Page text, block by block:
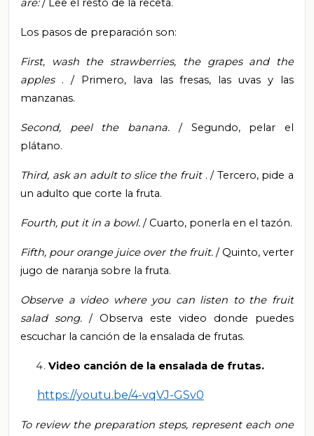
are:/ Lee el resto de la receta.
Los pasos de preparación son:
First, wash the strawberries, the grapes and the
apples . / Primero, lava las fresas, las uvas y las
manzanas.
Second, peel the banana. / Segundo, pelar el
plátano.
Third, ask an adult to slice the fruit . / Tercero, pide a
un adulto que corte la fruta.
Fourth, put it in a bowl. / Cuarto, ponerla en el tazón.
Fifth, pour orange juice over the fruit. / Quinto, verter
jugo de naranja sobre la fruta.
Observe a video where you can listen to the fruit
salad song. / Observa este video donde puedes
escuchar la canción de la ensalada de frutas.
Video canción de la ensalada de frutas.
https://youtu.be/4-vqVJ-GSv0
To review the preparation steps, represent each one